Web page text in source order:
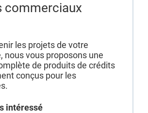
commerciaux
les projets de votre
nous vous proposons une
de produits de crédits
conçus pour les
intéressé